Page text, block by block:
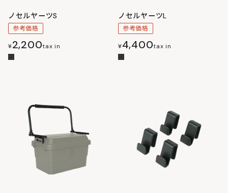
ノセルヤーツS
参考価格
¥2,200tax in
ノセルヤーツL
参考価格
¥4,400tax in